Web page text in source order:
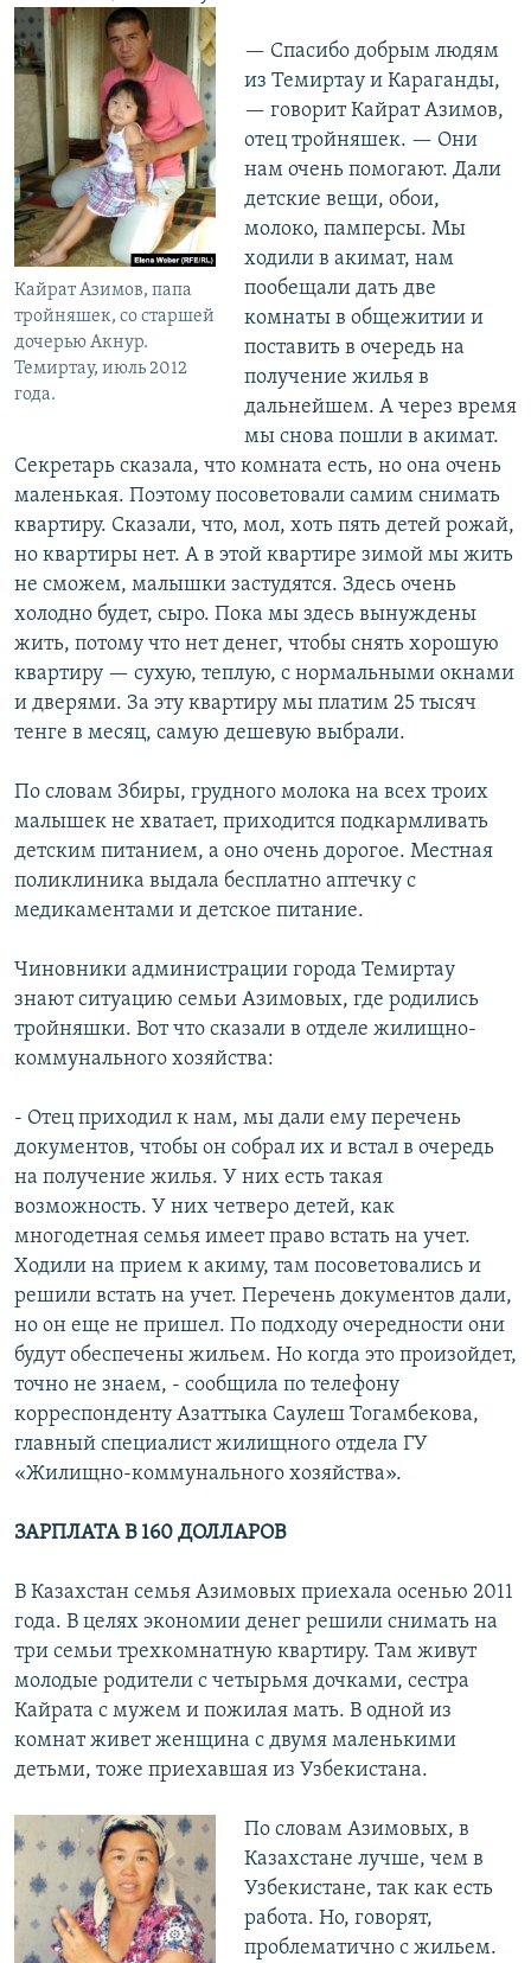
Кайрат Азимов, папа
тройняшек, со старшей
дочерью Акнур.
Темиртау, июль 2012
года.
— Спасибо добрым людям
из Темиртау и Караганды,
— говорит Кайрат Азимов,
отец тройняшек. — Они
нам очень помогают. Дали
детские вещи, обои,
молоко, памперсы. Мы
ходили в акимат, нам
пообещали дать две
комнаты в общежитии и
поставить в очередь на
получение жилья в
дальнейшем. А через время
мы снова пошли в акимат.
Секретарь сказала, что комната есть, но она очень
маленькая. Поэтому посоветовали самим снимать
квартиру. Сказали, что, мол, хоть пять детей рожай,
но квартиры нет. А в этой квартире зимой мы жить
не сможем, малышки застудятся. Здесь очень
холодно будет, сыро. Пока мы здесь вынуждены
жить, потому что нет денег, чтобы снять хорошую
квартиру — сухую, теплую, с нормальными окнами
и дверями. За эту квартиру мы платим 25 тысяч
тенге в месяц, самую дешевую выбрали.
По словам Збиры, грудного молока на всех троих
малышек не хватает, приходится подкармливать
детским питанием, а оно очень дорогое. Местная
поликлиника выдала бесплатно аптечку с
медикаментами и детское питание.
Чиновники администрации города Темиртау
знают ситуацию семьи Азимовых, где родились
тройняшки. Вот что сказали в отделе жилищно-
коммунального хозяйства:
- Отец приходил к нам, мы дали ему перечень
документов, чтобы он собрал их и встал в очередь
на получение жилья. У них есть такая
возможность. У них четверо детей, как
многодетная семья имеет право встать на учет.
Ходили на прием к акиму, там посоветовались и
решили встать на учет. Перечень документов дали,
но он еще не пришел. По подходу очередности они
будут обеспечены жильем. Но когда это произойдет,
точно не знаем, - сообщила по телефону
корреспонденту Азаттыка Саулеш Тогамбекова,
главный специалист жилищного отдела ГУ
«Жилищно-коммунального хозяйства».
ЗАРПЛАТА В 160 ДОЛЛАРОВ
В Казахстан семья Азимовых приехала осенью 2011
года. В целях экономии денег решили снимать на
три семьи трехкомнатную квартиру. Там живут
молодые родители с четырьмя дочками, сестра
Кайрата с мужем и пожилая мать. В одной из
комнат живет женщина с двумя маленькими
детьми, тоже приехавшая из Узбекистана.
По словам Азимовых, в
Казахстане лучше, чем в
Узбекистане, так как есть
работа. Но, говорят,
проблематично с жильем.